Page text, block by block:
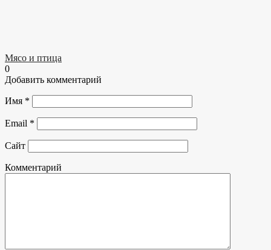
Мясо и птица
0
Добавить комментарий
Имя *
Email *
Сайт
Комментарий